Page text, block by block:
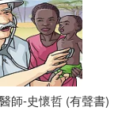
師-史懷哲 (有聲書)